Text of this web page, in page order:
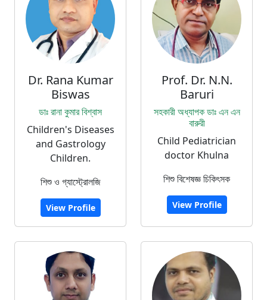
Dr. Rana Kumar
Biswas
ডাঃ রানা কুমার বিশ্বাস
Children's Diseases
and Gastrology
Children.
শিশু ও গ্যাস্ট্রোলজি
View Profile
Prof. Dr. N.N.
Baruri
সহকারী অধ্যাপক ডাঃ এন এন
বারুরী
Child Pediatrician
doctor Khulna
শিশু বিশেষজ্ঞ চিকিৎসক
View Profile